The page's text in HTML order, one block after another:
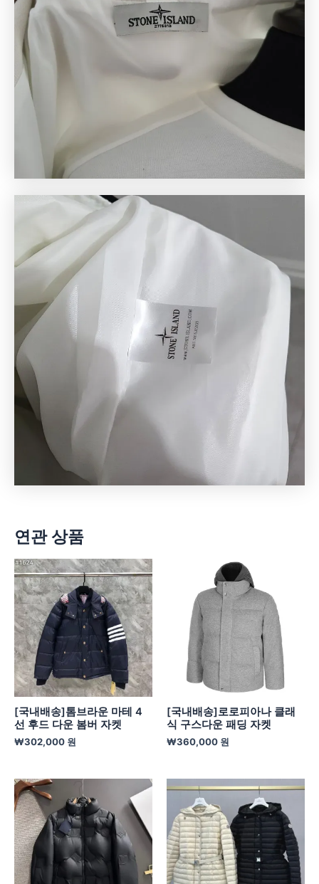
연관 상품
[국내배송]톰브라운 마테 4
선 후드 다운 봄버 자켓
₩302,000 원
[국내배송]로로피아나 클래
식 구스다운 패딩 자켓
₩360,000 원